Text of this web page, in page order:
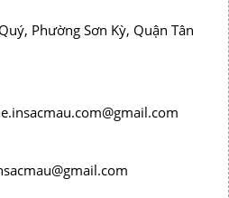
Phường Sơn Kỳ, Quận Tân